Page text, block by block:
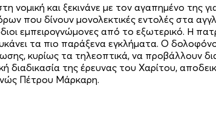
νομική και ξεκινάνε με τον αγαπημένο της
που δίνουν μονολεκτικές εντολές στα
εμπειρογνώμονες από το εξωτερικό. Η
τα πιο παράξενα εγκλήματα. Ο
κυρίως τα τηλεοπτικά, να προβάλλουν
της έρευνας του Χαρίτου,
Πέτρου Μάρκαρη.